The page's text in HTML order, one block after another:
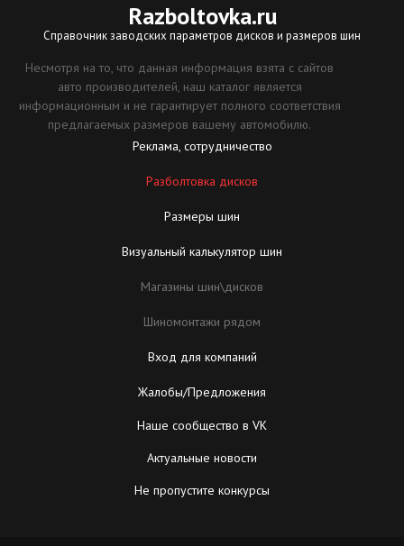
Razboltovka.ru
Справочник заводских параметров дисков и размеров шин
Несмотря на то, что данная информация взята с сайтов
авто производителей, наш каталог является
информационным и не гарантирует полного соответствия
предлагаемых размеров вашему автомобилю.
Реклама, сотрудничество
Разболтовка дисков
Размеры шин
Визуальный калькулятор шин
Магазины шин\дисков
Шиномонтажи рядом
Вход для компаний
Жалобы/Предложения
Наше сообщество в VK
Актуальные новости
Не пропустите конкурсы